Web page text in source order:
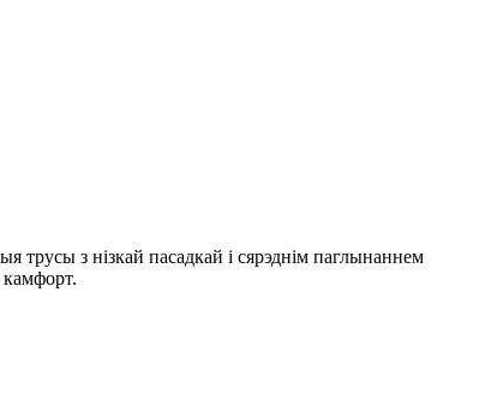
трусы з нізкай пасадкай і сярэднім паглынаннем
камфорт.